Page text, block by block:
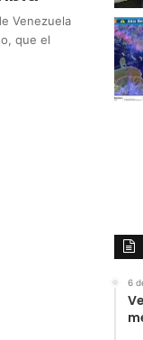
Venezuela
que el
6